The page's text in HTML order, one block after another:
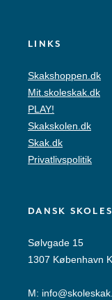
LINKS
Skakshoppen.dk
Mit.skoleskak.dk
PLAY!
Skakskolen.dk
Skak.dk
Privatlivspolitik
DANSK
Sølvgade 15
1307 København K
M: